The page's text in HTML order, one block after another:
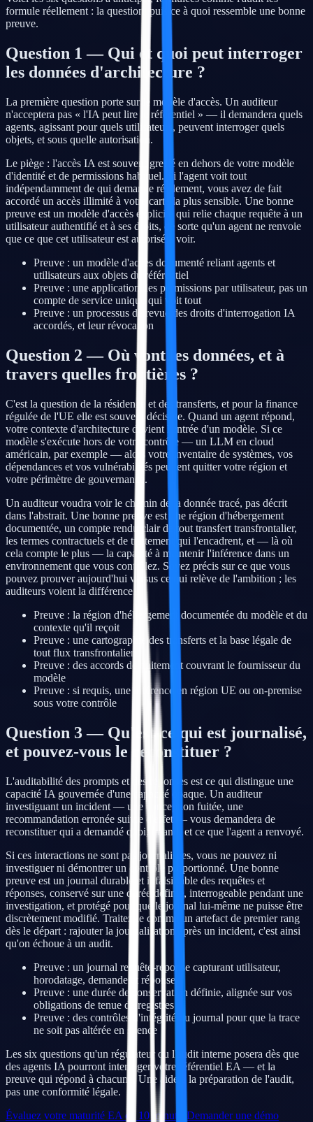
formule réellement : la question, puis ce à quoi ressemble une bonne
preuve.
Question 1 — Qui et quoi peut interroger
les données d'architecture ?
La première question porte sur le modèle d'accès. Un auditeur
n'acceptera pas « l'IA peut lire le référentiel » — il demandera quels
agents, agissant pour quels utilisateurs, peuvent interroger quels
objets, et sous quelle autorisation.
Le piège : l'accès IA est souvent greffé en dehors de votre modèle
d'identité et de permissions habituel. Si l'agent voit tout
indépendamment de qui demande réellement, vous avez de fait
accordé un accès illimité à votre carte la plus sensible. Une bonne
preuve est un modèle d'accès explicite qui relie chaque requête à un
utilisateur authentifié et à ses droits, de sorte qu'un agent ne renvoie
que ce que cet utilisateur est autorisé à voir.
Preuve : un modèle d'accès documenté reliant agents et
utilisateurs aux objets du référentiel
Preuve : une application des permissions par utilisateur, pas un
compte de service unique qui voit tout
Preuve : un processus de revue des droits d'interrogation IA
accordés, et leur révocation
Question 2 — Où vont les données, et à
travers quelles frontières ?
C'est la question de la résidence et des transferts, et pour la finance
régulée de l'UE elle est souvent décisive. Quand un agent répond,
votre contexte d'architecture devient l'entrée d'un modèle. Si ce
modèle s'exécute hors de votre contrôle — un LLM en cloud
américain, par exemple — alors votre inventaire de systèmes, vos
dépendances et vos vulnérabilités peuvent quitter votre région et
votre périmètre de gouvernance.
Un auditeur voudra voir le chemin de la donnée tracé, pas décrit
dans l'abstrait. Une bonne preuve est une région d'hébergement
documentée, un compte rendu clair de tout transfert transfrontalier,
les termes contractuels et de traitement qui l'encadrent, et — là où
cela compte le plus — la capacité à maintenir l'inférence dans un
environnement que vous contrôlez. Soyez précis sur ce que vous
pouvez prouver aujourd'hui versus ce qui relève de l'ambition ; les
auditeurs voient la différence.
Preuve : la région d'hébergement documentée du modèle et du
contexte qu'il reçoit
Preuve : une cartographie des transferts et la base légale de
tout flux transfrontalier
Preuve : des accords de traitement couvrant le fournisseur du
modèle
Preuve : si requis, une inférence en région UE ou on-premise
sous votre contrôle
Question 3 — Qu'est-ce qui est journalisé,
et pouvez-vous le reconstituer ?
L'auditabilité des prompts et des réponses est ce qui distingue une
capacité IA gouvernée d'une capacité opaque. Un auditeur
investiguant un incident — une conception fuitée, une
recommandation erronée suivie d'effet — vous demandera de
reconstituer qui a demandé quoi, quand, et ce que l'agent a renvoyé.
Si ces interactions ne sont pas journalisées, vous ne pouvez ni
investiguer ni démontrer un contrôle proportionné. Une bonne
preuve est un journal durable et infalsifiable des requêtes et
réponses, conservé sur une durée définie, interrogeable pendant une
investigation, et protégé pour que le journal lui-même ne puisse être
discrètement modifié. Traitez-le comme un artefact de premier rang
dès le départ : rajouter la journalisation après un incident, c'est ainsi
qu'on échoue à un audit.
Preuve : un journal requête-réponse capturant utilisateur,
horodatage, demande et réponse
Preuve : une durée de conservation définie, alignée sur vos
obligations de tenue de registres
Preuve : des contrôles d'intégrité du journal pour que la trace
ne soit pas altérée en silence
Les six questions qu'un régulateur ou l'audit interne posera dès que
des agents IA pourront interroger votre référentiel EA — et la
preuve qui répond à chacune. Une aide à la préparation de l'audit,
pas une conformité légale.
Évaluez votre maturité EA en 10 minutes Demander une démo